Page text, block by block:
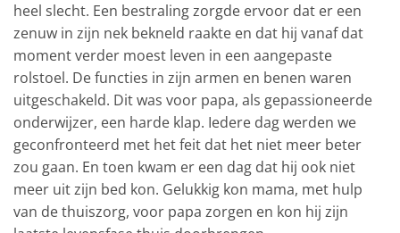
heel slecht. Een bestraling zorgde ervoor dat er een
zenuw in zijn nek bekneld raakte en dat hij vanaf dat
moment verder moest leven in een aangepaste
rolstoel. De functies in zijn armen en benen waren
uitgeschakeld. Dit was voor papa, als gepassioneerde
onderwijzer, een harde klap. Iedere dag werden we
geconfronteerd met het feit dat het niet meer beter
zou gaan. En toen kwam er een dag dat hij ook niet
meer uit zijn bed kon. Gelukkig kon mama, met hulp
van de thuiszorg, voor papa zorgen en kon hij zijn